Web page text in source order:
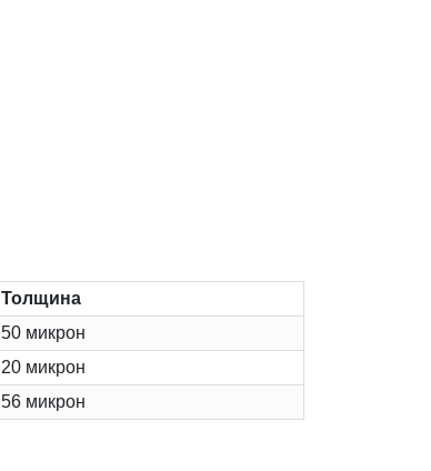
Толщина
50 микрон
20 микрон
56 микрон